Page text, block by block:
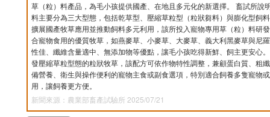
草（粒）料產品，為毛小孩提供國產、在地且多元化的新選擇。 畜試所說
料主要分為三大型態，包括乾草型、壓縮草粒型（粒狀芻料）與膨化型飼
擴展國產牧草應用並推動飼料多元利用，該所投入寵物專用草（粒）料研
合寵物食用的優質牧草，如燕麥草、小麥草、大麥草、義大利黑麥草與尼
性佳、纖維含量適中、無添加物等優點，讓毛小孩吃得新鮮、飼主更安心
發壓縮草粒型態的粒狀牧草，該配方可依作物特性調整，兼顧蛋白質、粗
備營養、衛生與操作便利的寵物主食或副食選項，特別適合飼養多隻寵物
用，讓飼養更方便。
新聞來源：農業部畜產試驗所 2025/07/21